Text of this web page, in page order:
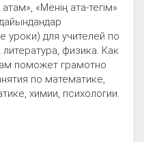
«Менің ата-тегім»
уроки) для учителей по
физика. Как
поможет грамотно
по математике,
химии, психологии.